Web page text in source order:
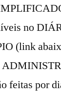
no
(link
feitas por